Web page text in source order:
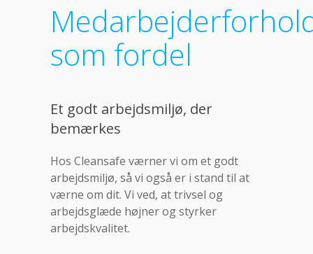
som fordel
Et godt arbejdsmiljø, der
bemærkes
Hos Cleansafe værner vi om et godt
arbejdsmiljø, så vi også er i stand til at
værne om dit. Vi ved, at trivsel og
arbejdsglæde højner og styrker
arbejdskvalitet.